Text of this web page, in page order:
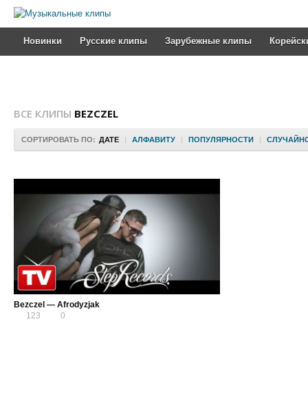
Новинки Русские клипы Зарубежные клипы
ВСЕ КЛИПЫ BEZCZEL
СОРТИРОВАТЬ ПО: ДАТЕ | АЛФАВИТУ | ПОПУЛЯРНОСТИ |
Bezczel — Afrodyzjak
123
0